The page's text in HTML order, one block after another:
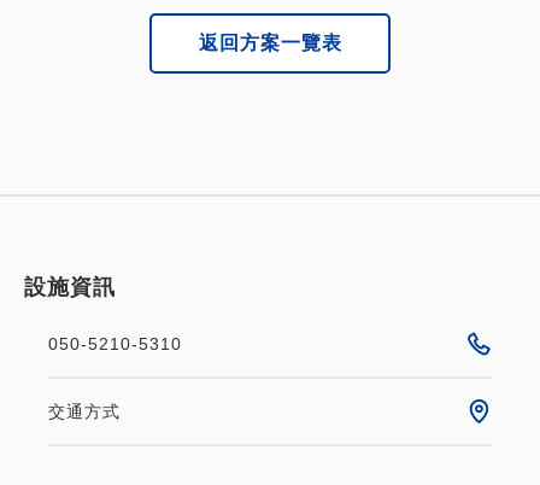
返回方案一覽表
設施資訊
050-5210-5310
交通方式